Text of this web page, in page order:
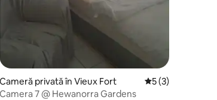
Cameră privată în Vieux Fort Scor mediu de 5
5 (3)
Camera 7 @ Hewanorra Gardens